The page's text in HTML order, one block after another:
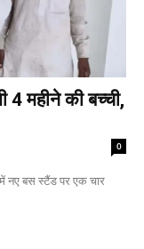
महीने की बच्ची,
0
नए बस स्टैंड पर एक चार